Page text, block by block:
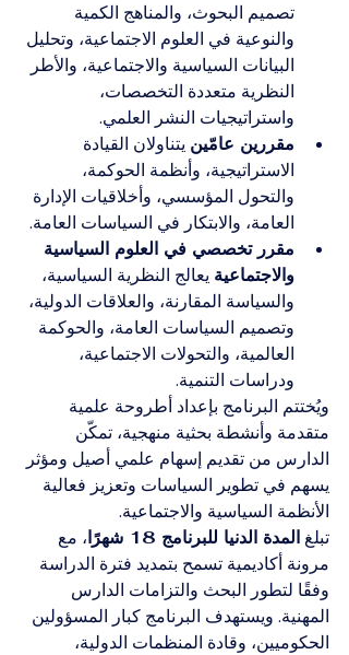
تصميم البحوث، والمناهج الكمية
والنوعية في العلوم الاجتماعية، وتحليل
البيانات السياسية والاجتماعية، والأطر
النظرية متعددة التخصصات،
واستراتيجيات النشر العلمي.
مقررين عامّين يتناولان القيادة
الاستراتيجية، وأنظمة الحوكمة،
والتحول المؤسسي، وأخلاقيات الإدارة
العامة، والابتكار في السياسات العامة.
مقرر تخصصي في العلوم السياسية
والاجتماعية يعالج النظرية السياسية،
والسياسة المقارنة، والعلاقات الدولية،
وتصميم السياسات العامة، والحوكمة
العالمية، والتحولات الاجتماعية،
ودراسات التنمية.
ويُختتم البرنامج بإعداد أطروحة علمية
متقدمة وأنشطة بحثية منهجية، تمكّن
الدارس من تقديم إسهام علمي أصيل ومؤثر
يسهم في تطوير السياسات وتعزيز فعالية
الأنظمة السياسية والاجتماعية.
تبلغ المدة الدنيا للبرنامج 18 شهرًا
، مع
مرونة أكاديمية تسمح بتمديد فترة الدراسة
وفقًا لتطور البحث والتزامات الدارس
المهنية. ويستهدف البرنامج كبار المسؤولين
الحكوميين، وقادة المنظمات الدولية،